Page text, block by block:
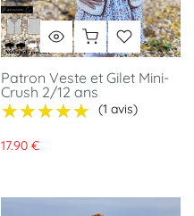
Patron Veste et Gilet Mini-
Crush 2/12 ans
★★★★★
★★★★★ (1 avis)
17.90 €